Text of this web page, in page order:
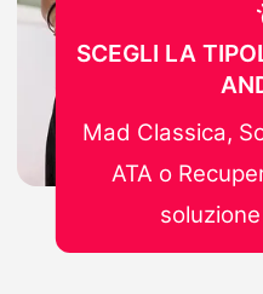
SCEGLI LA
Mad Classica,
ATA o